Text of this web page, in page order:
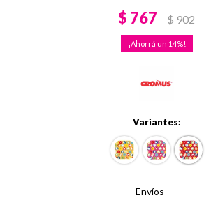
$ 767 $902
14
Variantes:
Envíos